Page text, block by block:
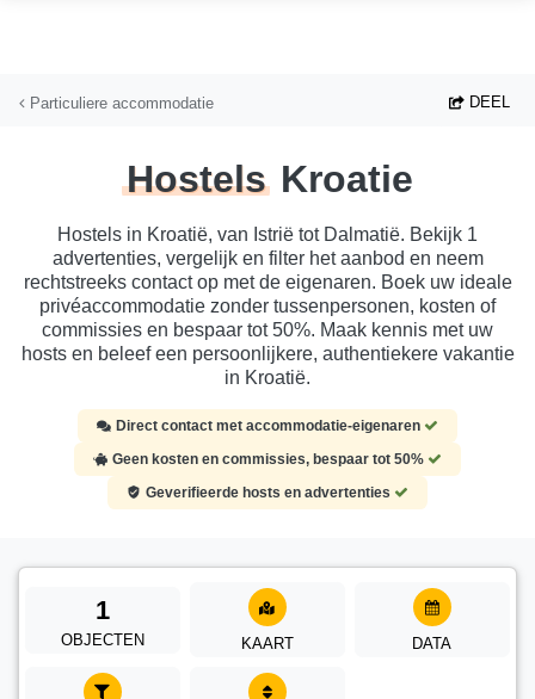
Particuliere accommodatie DEEL
HostelsKroatie
Hostels in Kroatië, van Istrië tot Dalmatië. Bekijk 1
advertenties, vergelijk en filter het aanbod en neem
rechtstreeks contact op met de eigenaren. Boek uw ideale
privéaccommodatie zonder tussenpersonen, kosten of
commissies en bespaar tot 50%. Maak kennis met uw
hosts en beleef een persoonlijkere, authentiekere vakantie
in Kroatië.
Direct contact met accommodatie-eigenaren
Geen kosten en commissies, bespaar tot 50%
Geverifieerde hosts en advertenties
1
OBJECTEN KAART DATA